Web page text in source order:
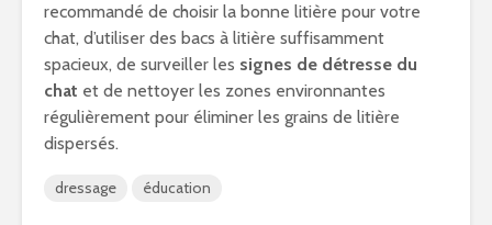
recommandé de choisir la bonne litière pour votre
chat, d’utiliser des bacs à litière suffisamment
spacieux, de surveiller les signes de détresse du
chat et de nettoyer les zones environnantes
régulièrement pour éliminer les grains de litière
dispersés.
dressage éducation